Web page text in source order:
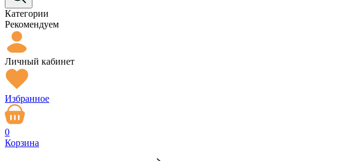
Категории
Рекомендуем
Личный кабинет
Избранное
0
Корзина